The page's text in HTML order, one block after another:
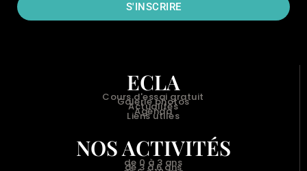
S'INSCRIRE
ECLA
Cours d'essai gratuit
Galerie photos
Actualités
Agenda
Liens utiles
NOS ACTIVITÉS
de 0 à 3 ans
de 3 à 6 ans